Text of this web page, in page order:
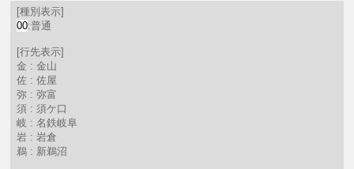
[種別表示]
00:普通
[行先表示]
金 : 金山
佐 : 佐屋
弥 : 弥富
須 : 須ケ口
岐 : 名鉄岐阜
岩 : 岩倉
鵜 : 新鵜沼